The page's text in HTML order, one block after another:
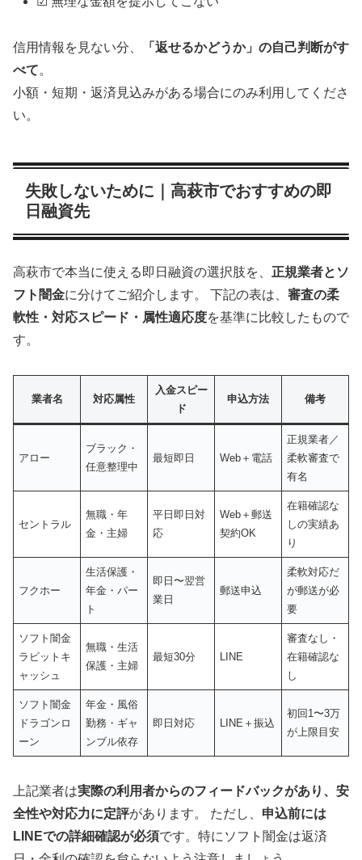
信用情報を見ない分、
「返せるかどうか」の自己判断がす
べて。
小額・短期・返済見込みがある場合にのみ利用してくださ
い。
失敗しないために｜高萩市でおすすめの即
日融資先
高萩市で本当に使える即日融資の選択肢を、 正規業者とソ
フト闇金に分けてご紹介します。 下記の表は、 審査の柔
軟性・対応スピード・属性適応度を基準に比較したもので
す。
業者名 対応属性
入金スピー
ド
申込方法 備考
アロー
ブラック・
任意整理中
最短即日 Web＋電話
正規業者／
柔軟審査で
有名
セントラル
無職・年
金・主婦
平日即日対
応
Web＋郵送
契約OK
在籍確認な
しの実績あ
り
フクホー
生活保護・
年金・パー
ト
即日〜翌営
業日
郵送申込
柔軟対応だ
が郵送が必
要
ソフト闇金
ラビットキ
ャッシュ
無職・生活
保護・主婦
最短30分 LINE
審査なし・
在籍確認な
し
ソフト闇金
ドラゴンロ
ーン
年金・風俗
勤務・ギャ
ンブル依存
即日対応 LINE＋振込
初回1〜3万
が上限目安
上記業者は実際の利用者からのフィードバックがあり、安
全性や対応力に定評があります。 ただし、 申込前には
LINEでの詳細確認が必須です。特にソフト闇金は返済